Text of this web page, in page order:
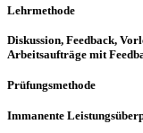
Lehrmethode
Diskussion, Feedback,
Arbeitsaufträge mit
Prüfungsmethode
Immanente